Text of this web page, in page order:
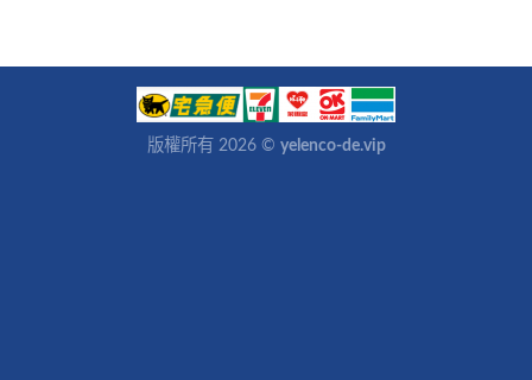
版權所有 2026 © yelenco-de.vip